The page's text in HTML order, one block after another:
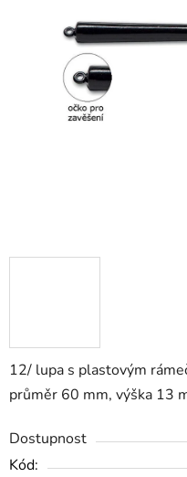
12/ lupa s plastovým
průměr 60 mm, výška 13
Dostupnost
Kód: